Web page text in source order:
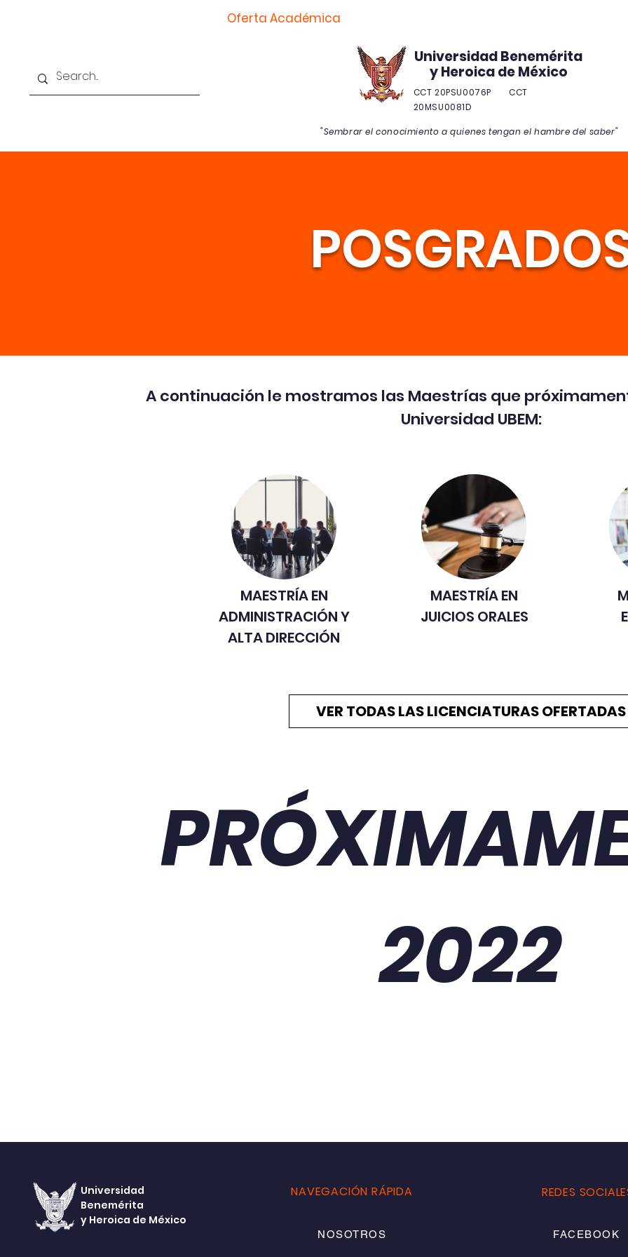
Oferta Académica
Universidad Benemérita
y Heroica de México
CCT 20PSU0076P CCT
20MSU0081D
"Sembrar el conocimiento a quienes tengan el hambre del saber"
A continuación le mostramos las Maestrías que
Universidad UBEM:
MAESTRÍA EN
ADMINISTRACIÓN Y
ALTA DIRECCIÓN
MAESTRÍAEN
JUICIOS ORALES
VER TODAS LAS LICENCIATURAS OFERTADAS
2022
Universidad
Benemérita
y Heroica de México
NAVEGACIÓN RÁPIDA
NOSOTROS
REDES
FACEBOOK